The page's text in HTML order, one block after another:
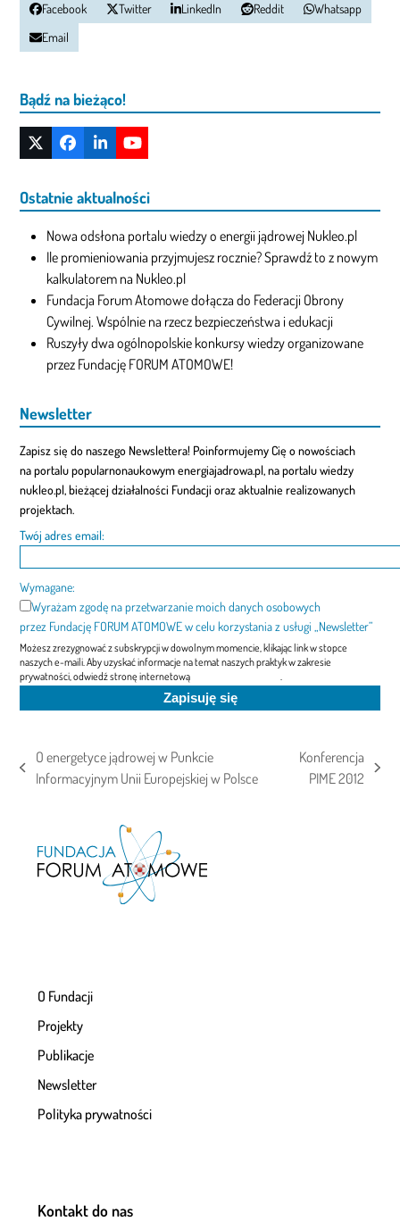
Facebook Twitter LinkedIn Reddit
Whatsapp
Email
Bądź na bieżąco!
Twitter
(deprecated)
FacebookLinkedInYouTube
Ostatnie aktualności
Nowa odsłona portalu wiedzy o energii jądrowej Nukleo.pl
Ile promieniowania przyjmujesz rocznie? Sprawdź to z nowym
kalkulatorem na Nukleo.pl
Fundacja Forum Atomowe dołącza do Federacji Obrony
Cywilnej. Wspólnie na rzecz bezpieczeństwa i edukacji
Ruszyły dwa ogólnopolskie konkursy wiedzy organizowane
przez Fundację FORUM ATOMOWE!
Newsletter
Zapisz się do naszego Newslettera! Poinformujemy Cię o nowościach
na portalu popularnonaukowym energiajadrowa.pl, na portalu wiedzy
nukleo.pl, bieżącej działalności Fundacji oraz aktualnie realizowanych
projektach.
Twój adres email:
Wymagane:
Wyrażam zgodę na przetwarzanie moich danych osobowych
przez Fundację FORUM ATOMOWE w celu korzystania z usługi „Newsletter”
Możesz zrezygnować z subskrypcji w dowolnym momencie, klikając link w stopce
naszych e-maili. Aby uzyskać informacje na temat naszych praktyk w zakresie
prywatności, odwiedź stronę internetową
previous
O energetyce jądrowej w Punkcie
Informacyjnym Unii Europejskiej w Polsce
next
Konferencja
PIME 2012
O Fundacji
Projekty
Publikacje
Newsletter
Polityka prywatności
Kontakt do nas